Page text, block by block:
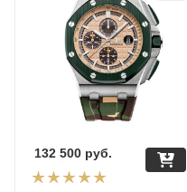
132 500 руб.